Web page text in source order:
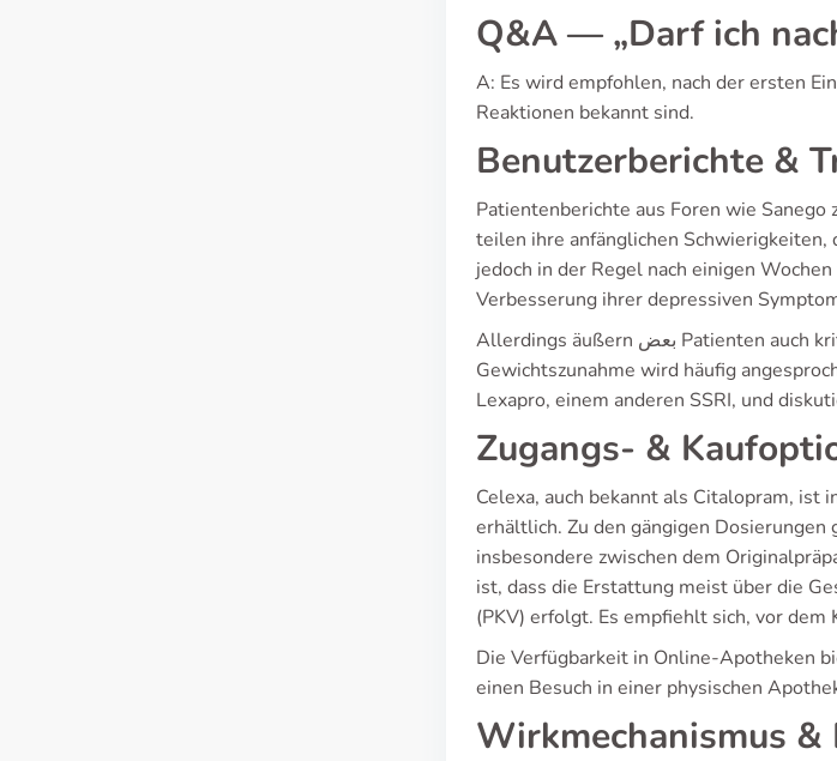
Q&A — „Darf ich
A: Es wird empfohlen, nach der ersten
Reaktionen bekannt sind.
Benutzerberichte &
Patientenberichte aus Foren wie
teilen ihre anfänglichen
jedoch in der Regel nach einigen
Verbesserung ihrer depressiven
Allerdings äußern بعض Patienten auch kritische Stimmen. Besonders das Risiko sexueller Dysfunktion und
Gewichtszunahme wird häufig
Lexapro, einem anderen SSRI, und
Zugangs- &
Celexa, auch bekannt als Citalopram,
erhältlich. Zu den gängigen
insbesondere zwischen dem
ist, dass die Erstattung meist über die
(PKV) erfolgt. Es empfiehlt sich, vor
Die Verfügbarkeit in Online-Apotheken
einen Besuch in einer physischen
Wirkmechanismus &